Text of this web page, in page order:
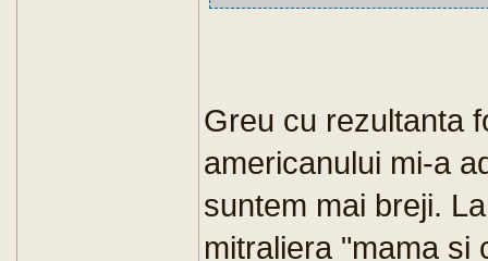
Greu cu rezultanta
americanului mi-a
suntem mai breji.
mitraliera "mama si